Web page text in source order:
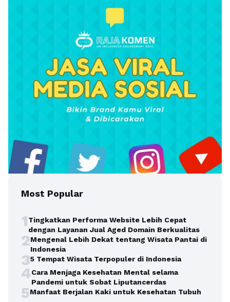
Most Popular
1Tingkatkan Performa Website Lebih Cepat
dengan Layanan Jual Aged Domain Berkualitas
2Mengenal Lebih Dekat tentang Wisata Pantai di
Indonesia
35 Tempat Wisata Terpopuler di Indonesia
4Cara Menjaga Kesehatan Mental selama
Pandemi untuk Sobat Liputancerdas
5Manfaat Berjalan Kaki untuk Kesehatan Tubuh